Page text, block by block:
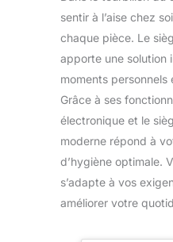
sentir à l’aise chez
chaque pièce. Le
apporte une solution
moments
Grâce à ses
électronique et le
moderne répond à
d’hygiène optimale.
s’adapte à vos
améliorer votre